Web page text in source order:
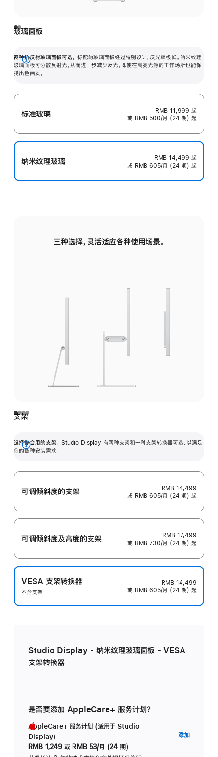
玻璃面板
两种抗反射玻璃面板可选。 标配的玻璃面板经过特别设计，反光率极低。纳米纹理
玻璃面板可分散反射光，从而进一步减少反光，即使在高亮光源的工作场所也能保
持出色画质。
展
开
标准玻璃 RMB 11,999 起
或 RMB 500/月 (24 期) 起
纳米纹理玻璃 RMB 14,499 起
或 RMB 605/月 (24 期) 起
三种选择，灵活适应各种使用场景。
支架
选择你合用的支架。 Studio Display 有两种支架和一种支架转换器可选，以满足
你的各种安装需求。
展
可调倾斜度的支架
RMB 14,499
或 RMB 605/月 (24 期) 起
可调倾斜度及高‍度的支‍架
RMB 17,499
或 RMB 730/月 (24 期) 起
VESA 支架转换器
不含支架
RMB 14,499
或 RMB 605/月 (24 期) 起
Studio Display - 纳米纹理玻璃面板 - VESA
支架转换器
是否要添加 AppleCare+ 服务计划？
AppleCare+ 服务计划 (适用于 Studio
Display)
RMB 1,249 或 RMB 53/月 (24 期)
添加